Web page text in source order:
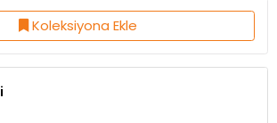
Koleksiyona Ekle